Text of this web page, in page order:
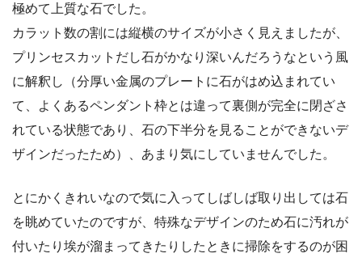
極めて上質な石でした。
カラット数の割には縦横のサイズが小さく見えましたが、
プリンセスカットだし石がかなり深いんだろうなという風
に解釈し（分厚い金属のプレートに石がはめ込まれてい
て、よくあるペンダント枠とは違って裏側が完全に閉ざさ
れている状態であり、石の下半分を見ることができないデ
ザインだったため）、あまり気にしていませんでした。
とにかくきれいなので気に入ってしばしば取り出しては石
を眺めていたのですが、特殊なデザインのため石に汚れが
付いたり埃が溜まってきたりしたときに掃除をするのが困